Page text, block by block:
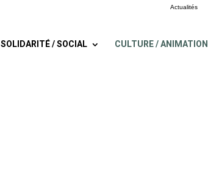
Actualités
SOLIDARITÉ / SOCIAL CULTURE / ANIMATION